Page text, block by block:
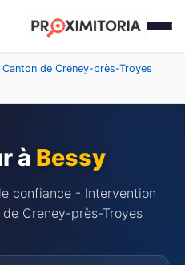
Canton de Creney-près-Troyes
à Bessy
confiance - Intervention
Creney-près-Troyes